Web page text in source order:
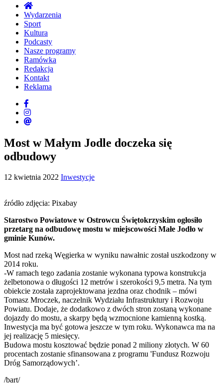
Wydarzenia
Sport
Kultura
Podcasty
Nasze programy
Ramówka
Redakcja
Kontakt
Reklama
Most w Małym Jodle doczeka się
odbudowy
12 kwietnia 2022 Inwestycje
źródło zdjęcia: Pixabay
Starostwo Powiatowe w Ostrowcu Świętokrzyskim ogłosiło
przetarg na odbudowę mostu w miejscowości Małe Jodło w
gminie Kunów.
Most nad rzeką Węgierka w wyniku nawałnic został uszkodzony w
2014 roku.
-W ramach tego zadania zostanie wykonana typowa konstrukcja
żelbetonowa o długości 12 metrów i szerokości 9,5 metra. Na tym
obiekcie została zaprojektowana jezdna oraz chodnik – mówi
Tomasz Mroczek, naczelnik Wydziału Infrastruktury i Rozwoju
Powiatu. Dodaje, że dodatkowo z dwóch stron zostaną wykonane
dojazdy do mostu, a skarpy będą wzmocnione kamienną kostką.
Inwestycja ma być gotowa jeszcze w tym roku. Wykonawca ma na
jej realizację 5 miesięcy.
Budowa mostu kosztować będzie ponad 2 miliony złotych. W 60
procentach zostanie sfinansowana z programu 'Fundusz Rozwoju
Dróg Samorządowych’.
/bart/